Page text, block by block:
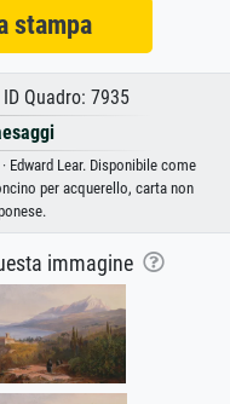
Quadro: 7935
Lear. Disponibile come
per acquerello, carta non
immagine